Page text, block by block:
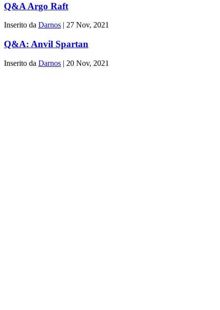
Q&A Argo Raft
Inserito da Darnos 27 Nov, 2021
Q&A: Anvil Spartan
Inserito da Darnos | 20 Nov, 2021